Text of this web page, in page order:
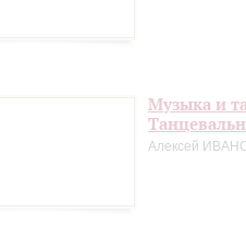
Музыка и
Алексей